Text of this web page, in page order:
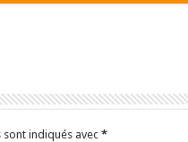
indiqués avec *